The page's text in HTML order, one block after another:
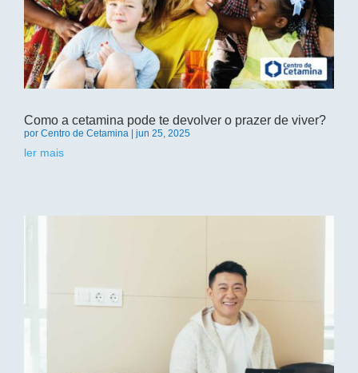
Como a cetamina pode te devolver o prazer de viver?
por Centro de Cetamina jun 25, 2025
ler mais